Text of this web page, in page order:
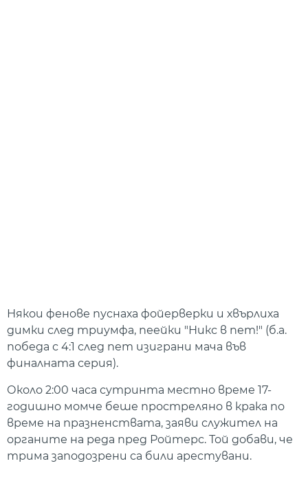
Някои фенове пуснаха фойерверки и хвърлиха
димки след триумфа, пеейки "Никс в пет!" (б.а.
победа с 4:1 след пет изиграни мача във
финалната серия).
Около 2:00 часа сутринта местно време 17-
годишно момче беше простреляно в крака по
време на празненствата, заяви служител на
органите на реда пред Ройтерс. Той добави, че
трима заподозрени са били арестувани.